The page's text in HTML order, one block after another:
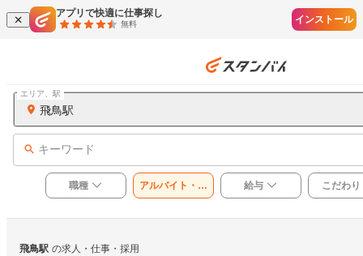
アプリで快適に仕事探し
無料 インストール
飛鳥駅
エリア、駅
キーワード
職種
アルバイト・パ
ート
給与 こだわり
飛鳥駅 の求人・仕事・採用